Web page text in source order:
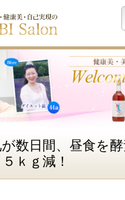
数日間、昼食を
ｋｇ減！